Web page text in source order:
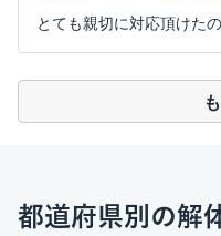
とても親切に対応頂けた
都道府県別の解